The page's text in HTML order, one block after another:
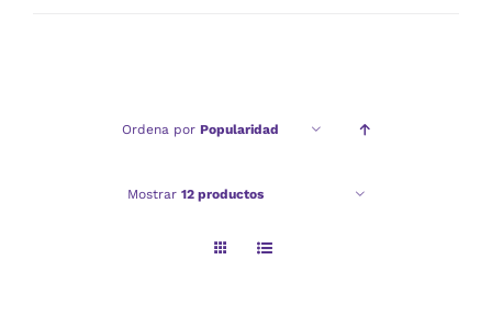
Ordena por Popularidad
Mostrar 12 productos